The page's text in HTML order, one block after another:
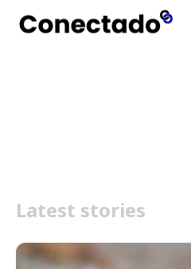
Latest stories